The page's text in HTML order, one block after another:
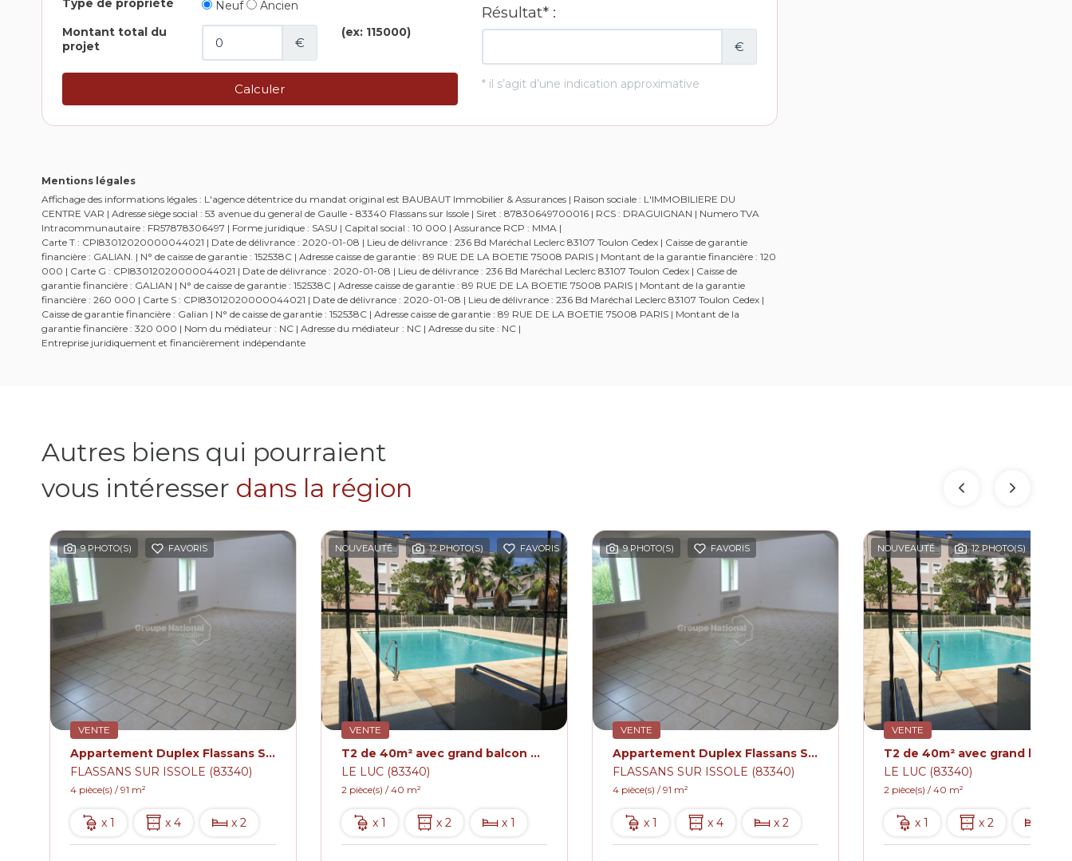
Mentions légales
Affichage des informations légales : L'agence détentrice du mandat original est BAUBAUT Immobilier & Assurances | Raison sociale : L'IMMOBILIERE DU
CENTRE VAR | Adresse siège social : 53 avenue du general de Gaulle - 83340 Flassans sur Issole | Siret : 87830649700016 | RCS : DRAGUIGNAN | Numero TVA
Intracommunautaire : FR57878306497 | Forme juridique : SASU | Capital social : 10 000 | Assurance RCP : MMA |
Carte T : CPI83012020000044021 | Date de délivrance : 2020-01-08 | Lieu de délivrance : 236 Bd Maréchal Leclerc 83107 Toulon Cedex | Caisse de garantie
financière : GALIAN. | N° de caisse de garantie : 152538C | Adresse caisse de garantie : 89 RUE DE LA BOETIE 75008 PARIS | Montant de la garantie financière : 120
000 | Carte G : CPI83012020000044021 | Date de délivrance : 2020-01-08 | Lieu de délivrance : 236 Bd Maréchal Leclerc 83107 Toulon Cedex | Caisse de
garantie financière : GALIAN | N° de caisse de garantie : 152538C | Adresse caisse de garantie : 89 RUE DE LA BOETIE 75008 PARIS | Montant de la garantie
financière : 260 000 | Carte S : CPI83012020000044021 | Date de délivrance : 2020-01-08 | Lieu de délivrance : 236 Bd Maréchal Leclerc 83107 Toulon Cedex |
Caisse de garantie financière : Galian | N° de caisse de garantie : 152538C | Adresse caisse de garantie : 89 RUE DE LA BOETIE 75008 PARIS | Montant de la
garantie financière : 320 000 | Nom du médiateur : NC | Adresse du médiateur : NC | Adresse du site : NC |
Entreprise juridiquement et financièrement indépendante
Autres biens qui pourraient
vous intéresser dans la région
9 PHOTO(S) FAVORIS
VENTE
Appartement Duplex Flassans Sur Issole 4 pièce(s) 91 m2
FLASSANS SUR ISSOLE (83340)
4 pièce(s) / 91 m²
x 1 x 4 x 2
NOUVEAUTÉ 12 PHOTO(S) FAVORIS
VENTE
T2 de 40m² avec grand balcon et 2 places de parking privatives dans une copropriété calme avec piscine
LE LUC (83340)
2 pièce(s) / 40 m²
x 1 x 2 x 1
9 PHOTO(S) FAVORIS
VENTE
Appartement Duplex Flassans Sur Issole 4 pièce(s) 91 m2
FLASSANS SUR ISSOLE (83340)
4 pièce(s) / 91 m²
x 1 x 4 x 2
NOUVEAUTÉ 12 PHOTO(S)
VENTE
LE LUC (83340)
2 pièce(s) / 40 m²
x 1 x 2